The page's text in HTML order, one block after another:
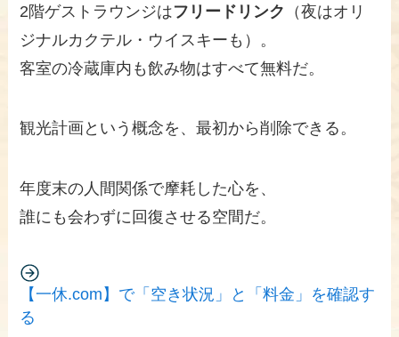
2階ゲストラウンジはフリードリンク
（夜はオリ
ジナルカクテル・ウイスキーも）。
客室の冷蔵庫内も飲み物はすべて無料だ。
観光計画という概念を、最初から削除できる。
年度末の人間関係で摩耗した心を、
誰にも会わずに回復させる空間だ。
【一休.com】で「空き状況」と「料金」を確認す
る